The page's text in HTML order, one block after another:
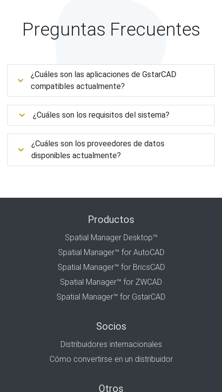
Preguntas Frecuentes
¿Cuáles son las aplicaciones de GstarCAD
compatibles actualmente?
¿Cuáles son los requisitos del sistema?
¿Cuáles son los proveedores de datos
disponibles actualmente?
Productos
Spatial Manager Desktop™
Spatial Manager™ for AutoCAD
Spatial Manager™ for BricsCAD
Spatial Manager™ for ZWCAD
Spatial Manager™ for GstarCAD
Socios
Distribuidores internacionales
Cómo convertirse en un distribuidor
Otros